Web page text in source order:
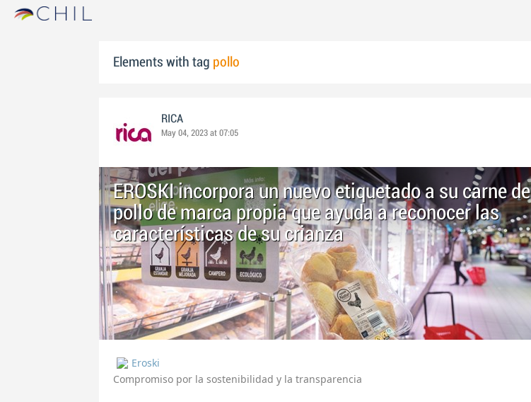
Elements with tag pollo
RICA
May 04, 2023 at 07:05
EROSKI incorpora un nuevo etiquetado a su carne de
pollo de marca propia que ayuda a reconocer las
características de su crianza
Eroski
Compromiso por la sostenibilidad y la transparencia